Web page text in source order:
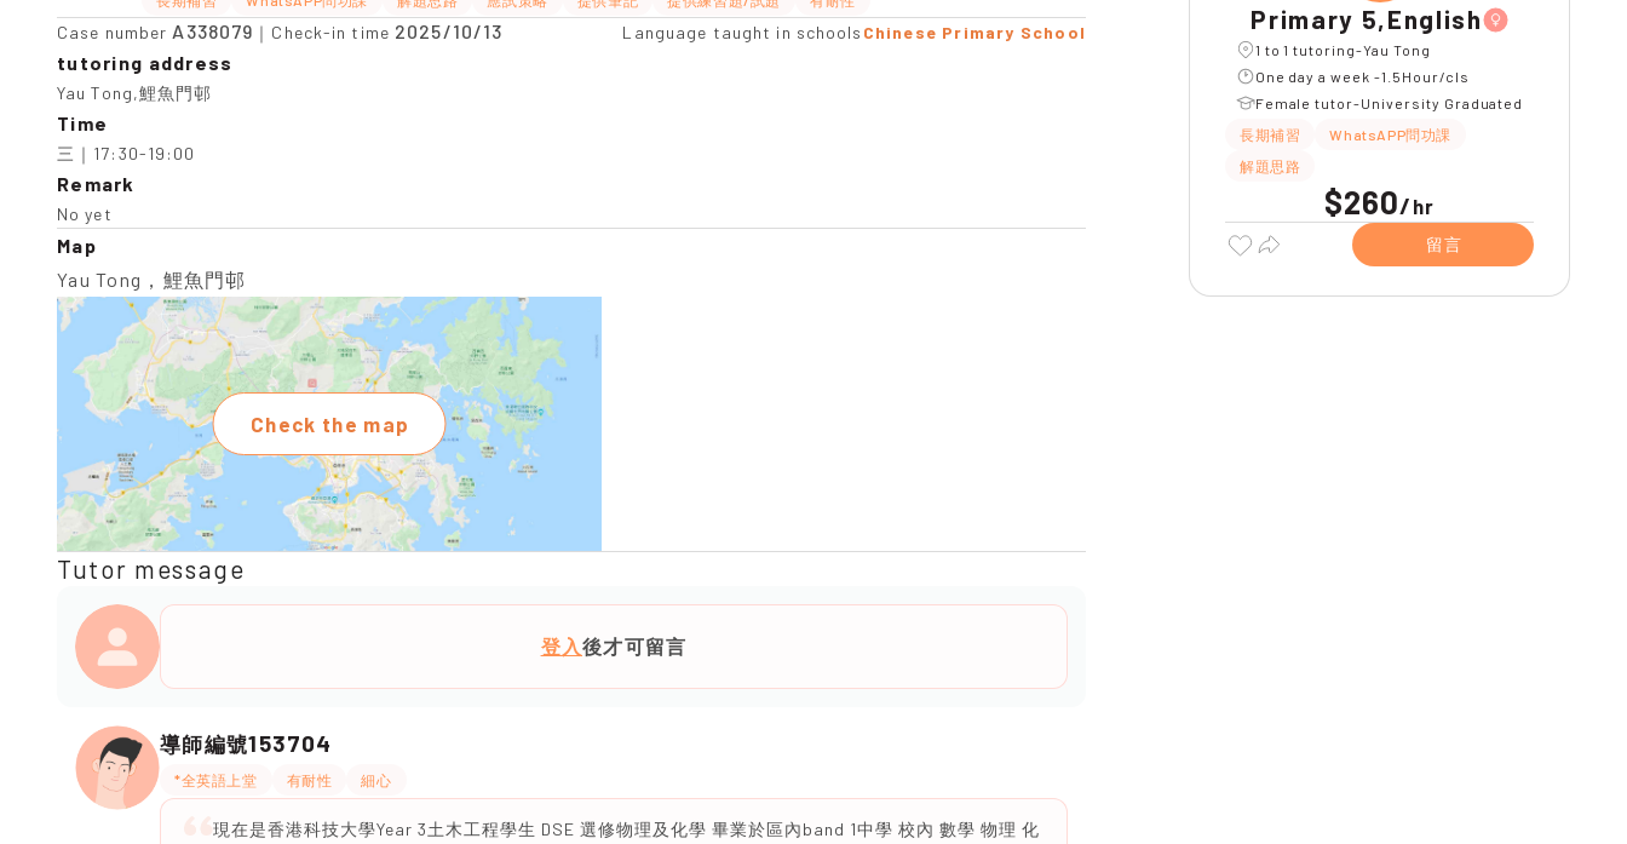
Case number A338079 ｜Check-in time 2025/10/13 Language taught in schools Chinese Primary School
tutoring address
Yau Tong,鯉魚門邨
Time
三｜17:30-19:00
Remark
No yet
Map
Yau Tong，鯉魚門邨
Check the map
Tutor message
登入後才可留言
導師編號153704
*全英語上堂 有耐性 細心
現在是香港科技大學Year 3土木工程學生 DSE 選修物理及化學 畢業於區內band 1中學 校內 數學 物理 化
Primary 5,English
1 to 1 tutoring-Yau Tong
One day a week -1.5Hour/cls
Female tutor-University Graduated
長期補習
WhatsAPP問功課
解題思路
$260/ hr
留言